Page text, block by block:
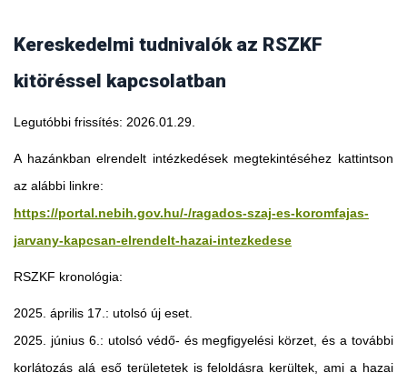
Kereskedelmi tudnivalók az RSZKF
kitöréssel kapcsolatban
Legutóbbi frissítés: 2026.01.29.
A hazánkban elrendelt intézkedések megtekintéséhez kattintson
az alábbi linkre:
https://portal.nebih.gov.hu/-/ragados-szaj-es-koromfajas-
jarvany-kapcsan-elrendelt-hazai-intezkedese
RSZKF kronológia:
2025. április 17.: utolsó új eset.
2025. június 6.: utolsó védő- és megfigyelési körzet, és a további
korlátozás alá eső területetek is feloldásra kerültek, ami a hazai
Georgia